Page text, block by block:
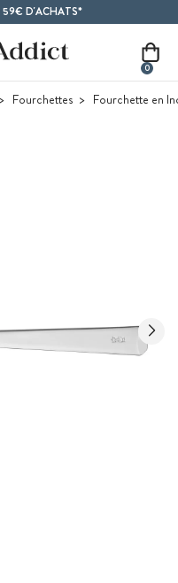
59€ D'ACHATS*
0
Fourchettes Fourchette en